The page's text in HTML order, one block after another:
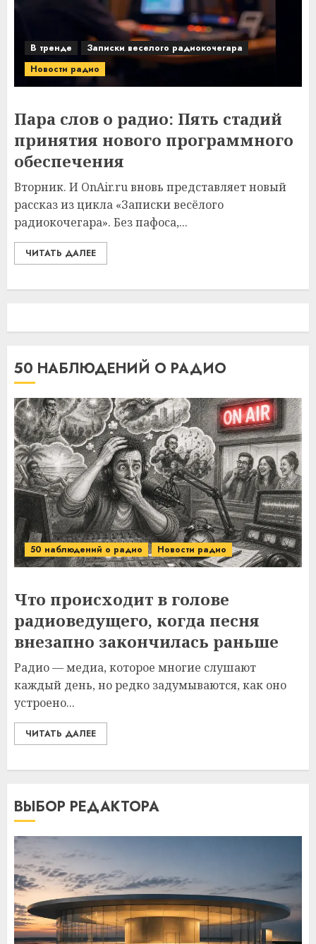
В тренде
Записки веселого радиокочегара
Новости радио
Пара слов о радио: Пять стадий
принятия нового программного
обеспечения
Вторник. И OnAir.ru вновь представляет новый
рассказ из цикла «Записки весёлого
радиокочегара». Без пафоса,...
ЧИТАТЬ ДАЛЕЕ
50 НАБЛЮДЕНИЙ О РАДИО
50 наблюдений о радио Новости радио
Что происходит в голове
радиоведущего, когда песня
внезапно закончилась раньше
Радио — медиа, которое многие слушают
каждый день, но редко задумываются, как оно
устроено...
ЧИТАТЬ ДАЛЕЕ
ВЫБОР РЕДАКТОРА